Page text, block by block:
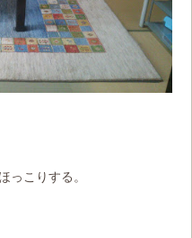
っこりする。